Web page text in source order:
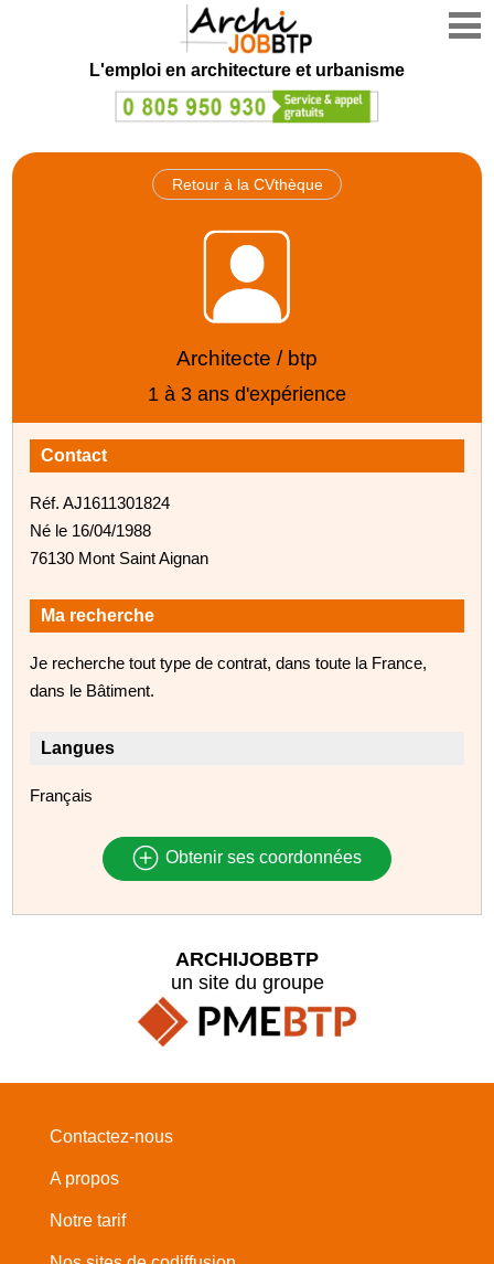
L'emploi en architecture et urbanisme
Retour à la CVthèque
Architecte / btp
1 à 3 ans d'expérience
Contact
Réf. AJ1611301824
Né le 16/04/1988
76130 Mont Saint Aignan
Ma recherche
Je recherche tout type de contrat, dans toute la France,
dans le Bâtiment.
Langues
Français
Obtenir ses coordonnées
ARCHIJOBBTP
un site du groupe
Contactez-nous
A propos
Notre tarif